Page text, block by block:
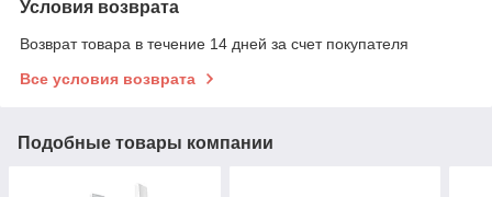
Условия возврата
Возврат товара в течение 14 дней за счет покупателя
Все условия возврата
Подобные товары компании